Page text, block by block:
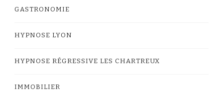
GASTRONOMIE
HYPNOSE LYON
HYPNOSE RÉGRESSIVE LES CHARTREUX
IMMOBILIER